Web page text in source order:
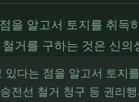
을 알고서 토지를 취
거를 구하는 것은 신
다는 점을 알고서 토지
전선 철거 청구 등 권